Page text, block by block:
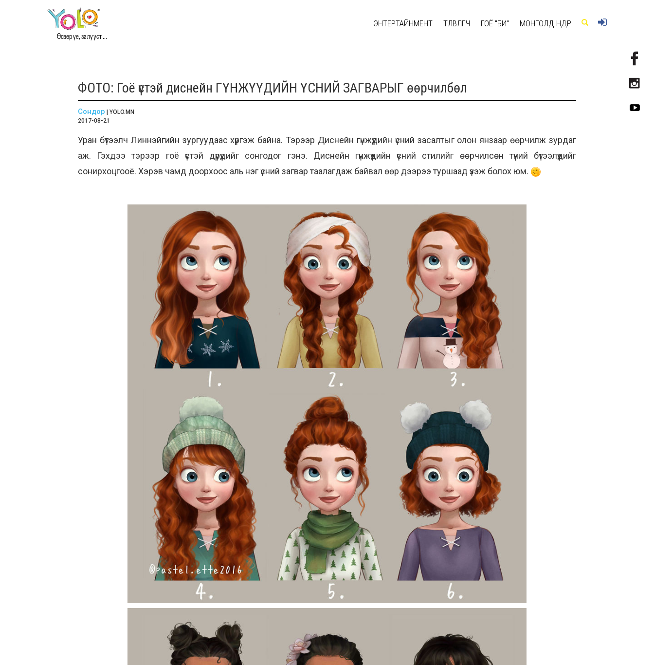
Өсвөр үе, залууст ...
ЭНТЕРТАЙНМЕНТ ТӨЛӨВЛӨГЧ ГОЁ "БИ" МОНГОЛД ӨНӨӨДӨР
ФОТО: Гоё үстэй диснейн ГҮНЖҮҮДИЙН ҮСНИЙ ЗАГВАРЫГ өөрчилбөл
Сондор | YOLO.MN
2017-08-21
Уран бүтээлч Линнэйгийн зургуудаас хүргэж байна. Тэрээр Диснейн гүнжүүдийн үсний засалтыг олон янзаар өөрчилж зурдаг
аж. Гэхдээ тэрээр гоё үстэй дүрүүдийг сонгодог гэнэ. Диснейн гүнжүүдийн үсний стилийг өөрчилсөн түүний бүтээлүүдийг
сонирхоцгооё. Хэрэв чамд доорхоос аль нэг үсний загвар таалагдаж байвал өөр дээрээ туршаад үзэж болох юм.